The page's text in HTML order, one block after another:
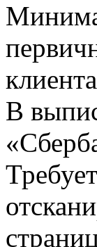
В